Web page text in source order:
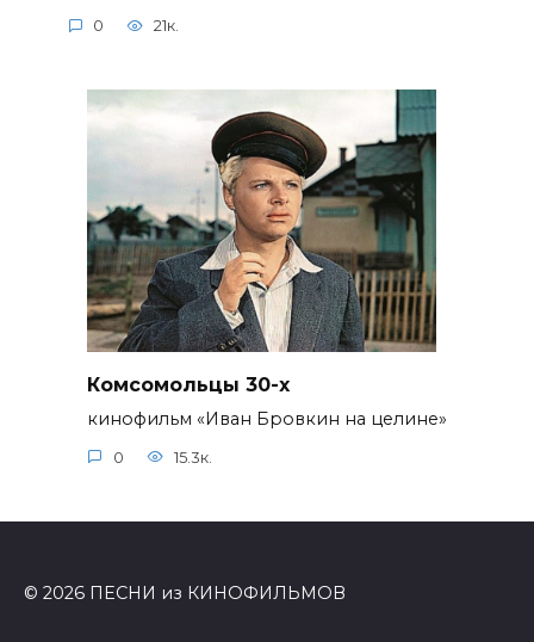
0 21к.
Комсомольцы 30-x
кинофильм «Иван Бровкин на целине»
0 15.3к.
© 2026 ПЕСНИ из КИНОФИЛЬМОВ